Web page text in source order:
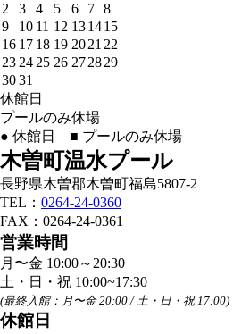
2
3 4 5 6 7 8
9
10 11 12 131415
16 17 18 19 2021 22
23 24 25 26 272829
3031
休館日
プールのみ休場
● 休館日 ■ プールのみ休場
木曽町温水プール
長野県木曽郡木曽町福島5807-2
TEL： 0264-24-0360
FAX：0264-24-0361
営業時間
月〜金 10:00～20:30
土・日・祝 10:00~17:30
(最終入館：月〜金 20:00 / 土・日・祝 17:00)
休館日